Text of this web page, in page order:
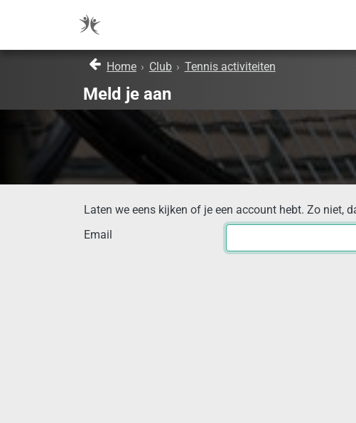
Home › Club › Tennis activiteiten
Meld je aan
Laten we eens kijken of je een account hebt. Zo niet,
Email